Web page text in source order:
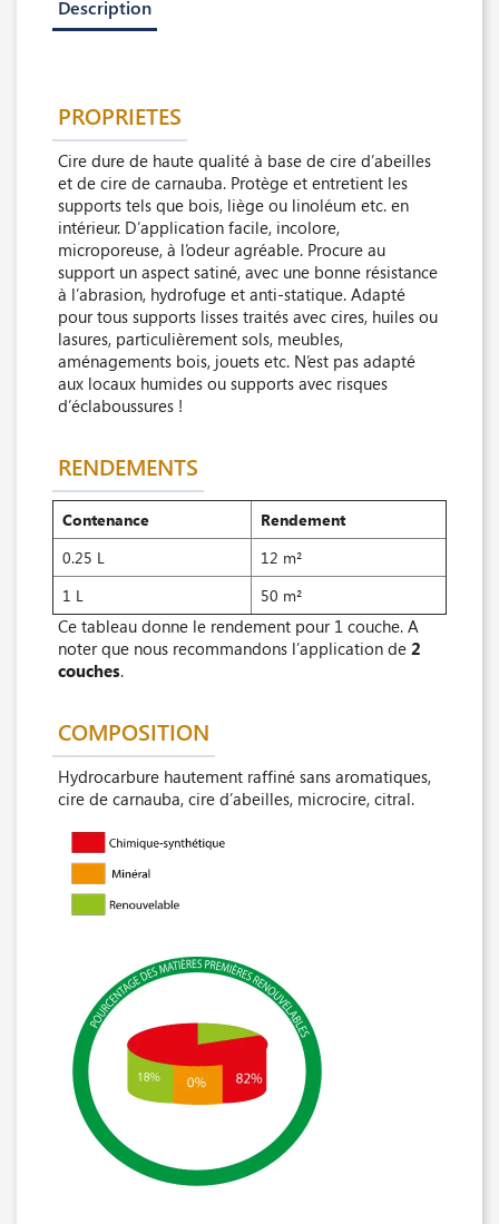
Description
PROPRIETES
Cire dure de haute qualité à base de cire d’abeilles
et de cire de carnauba. Protège et entretient les
supports tels que bois, liège ou linoléum etc. en
intérieur. D’application facile, incolore,
microporeuse, à l’odeur agréable. Procure au
support un aspect satiné, avec une bonne résistance
à l’abrasion, hydrofuge et anti-statique. Adapté
pour tous supports lisses traités avec cires, huiles ou
lasures, particulièrement sols, meubles,
aménagements bois, jouets etc. N’est pas adapté
aux locaux humides ou supports avec risques
d’éclaboussures !
RENDEMENTS
Contenance
Rendement
0.25 L
12 m²
1 L
50 m²
Ce tableau donne le rendement pour 1 couche. A
noter que nous recommandons l’application de 2
couches.
COMPOSITION
Hydrocarbure hautement raffiné sans aromatiques,
cire de carnauba, cire d’abeilles, microcire, citral.